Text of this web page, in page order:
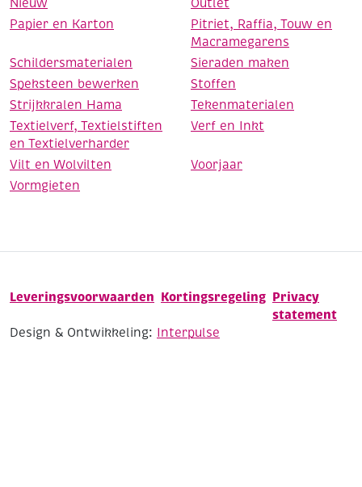
Nieuw
Outlet
Papier en Karton
Pitriet, Raffia, Touw en
Macramegarens
Schildersmaterialen
Sieraden maken
Speksteen bewerken
Stoffen
Strijkkralen Hama
Tekenmaterialen
Textielverf, Textielstiften
en Textielverharder
Verf en Inkt
Vilt en Wolvilten
Voorjaar
Vormgieten
Leveringsvoorwaarden Kortingsregeling Privacy
statement
Design & Ontwikkeling: Interpulse